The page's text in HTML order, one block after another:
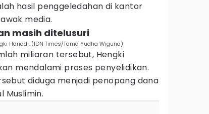
hasil penggeledahan di kantor
media.
masih ditelusuri
Hariadi. (IDN Times/Tama Yudha Wiguna)
miliaran tersebut, Hengki
mendalami proses penyelidikan.
diduga menjadi penopang dana
Muslimin.